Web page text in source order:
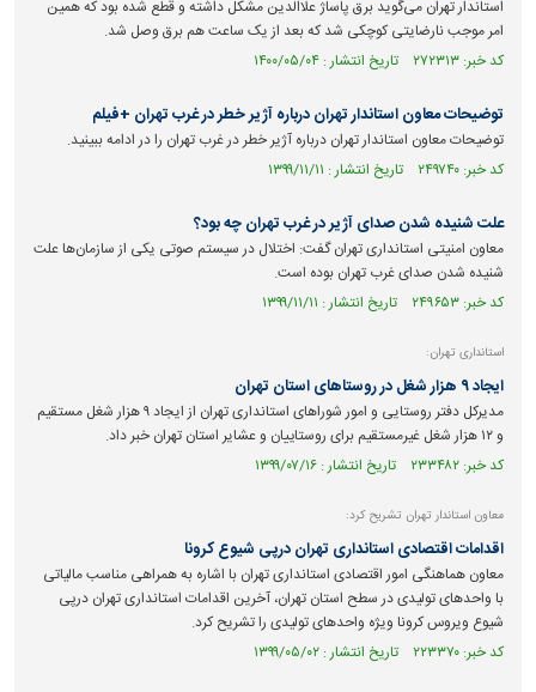
استاندار تهران می‌گوید برق پاساژ علاالدین مشکل داشته و قطع شده بود که همین
امر موجب نارضایتی کوچکی شد که بعد از یک ساعت هم برق وصل شد.
کد خبر: ۲۷۲۳۱۳ تاریخ انتشار : ۱۴۰۰/۰۵/۰۴
توضیحات معاون استاندار تهران درباره آژیر خطر در غرب تهران +فیلم
توضیحات معاون استاندار تهران درباره آژیر خطر در غرب تهران را در ادامه ببینید.
کد خبر: ۲۴۹۷۴۰ تاریخ انتشار : ۱۳۹۹/۱۱/۱۱
علت شنیده شدن صدای آژیر در غرب تهران چه بود؟
معاون امنیتی استانداری تهران گفت: اختلال در سیستم صوتی یکی از سازمان‌ها علت
شنیده شدن صدای غرب تهران بوده است.
کد خبر: ۲۴۹۶۵۳ تاریخ انتشار : ۱۳۹۹/۱۱/۱۱
استانداری تهران:
ایجاد ۹ هزار شغل در روستاهای استان تهران
مدیرکل دفتر روستایی و امور شوراهای استانداری تهران از ایجاد ۹ هزار شغل مستقیم
و ۱۲ هزار شغل غیرمستقیم برای روستاییان و عشایر استان تهران خبر داد.
کد خبر: ۲۳۳۴۸۲ تاریخ انتشار : ۱۳۹۹/۰۷/۱۶
معاون استاندار تهران تشریح کرد:
اقدامات اقتصادی استانداری تهران درپی شیوع کرونا
معاون هماهنگی امور اقتصادی استانداری تهران با اشاره به همراهی مناسب مالیاتی
با واحد‌های تولیدی در سطح استان تهران، آخرین اقدامات استانداری تهران درپی
شیوع ویروس کرونا ویژه واحد‌های تولیدی را تشریح کرد.
کد خبر: ۲۲۳۳۷۰ تاریخ انتشار : ۱۳۹۹/۰۵/۰۲